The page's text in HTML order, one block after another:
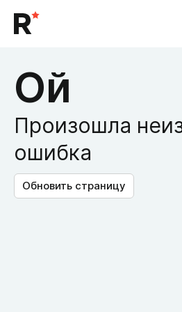
Ой
Произошла
ошибка
Обновить страницу